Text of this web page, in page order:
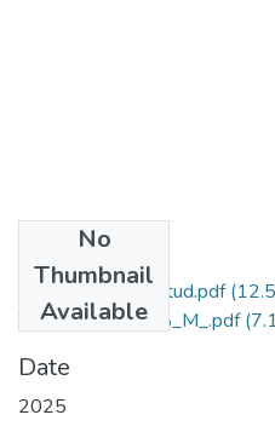
No
Thumbnail
Available
Grado de Similitud.pdf
T036_02520668_M_.pdf
Date
2025